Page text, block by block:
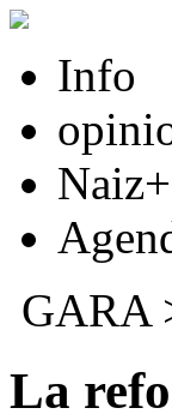
Info
Naiz+
GARA
La